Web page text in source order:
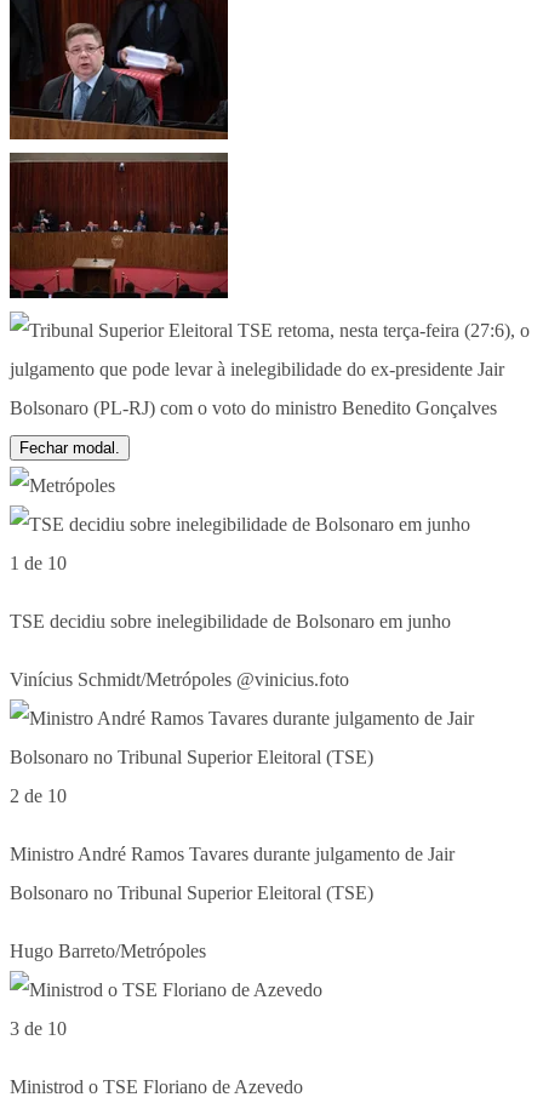
Fechar modal.
1 de 10
TSE decidiu sobre inelegibilidade de Bolsonaro em junho
Vinícius Schmidt/Metrópoles @vinicius.foto
2 de 10
Ministro André Ramos Tavares durante julgamento de Jair
Bolsonaro no Tribunal Superior Eleitoral (TSE)
Hugo Barreto/Metrópoles
3 de 10
Ministrod o TSE Floriano de Azevedo